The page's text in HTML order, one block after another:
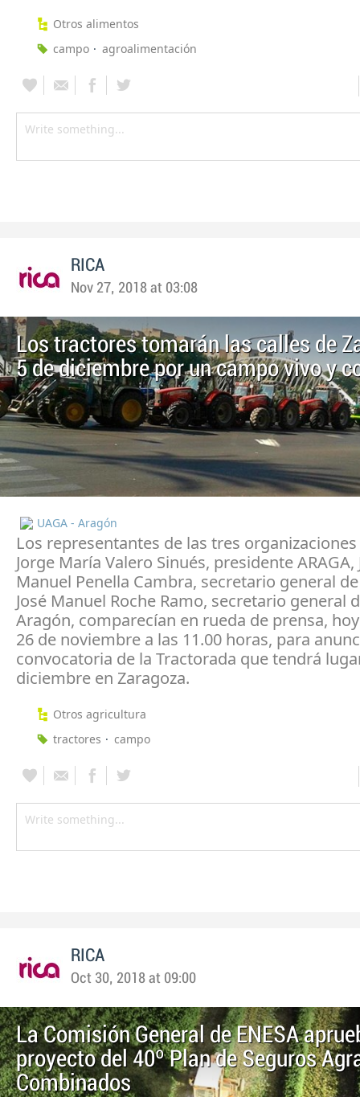
Otros alimentos
campo
agroalimentación
RICA
Nov 27, 2018 at 03:08
Los tractores tomarán las calles de
5 de diciembre por un campo vivo y
UAGA - Aragón
Los representantes de las tres
Jorge María Valero Sinués, presidente ARAGA,
Manuel Penella Cambra, secretario general
José Manuel Roche Ramo, secretario general
Aragón, comparecían en rueda de prensa,
26 de noviembre a las 11.00 horas, para
convocatoria de la Tractorada que tendrá
diciembre en Zaragoza.
Otros agricultura
tractores
campo
RICA
Oct 30, 2018 at 09:00
La Comisión General de ENESA
proyecto del 40º Plan de Seguros
Combinados